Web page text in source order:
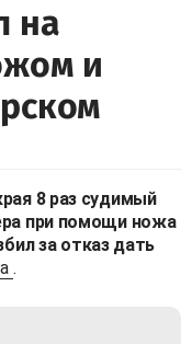
на
и
8 раз судимый
при помощи ножа
за отказ дать
.